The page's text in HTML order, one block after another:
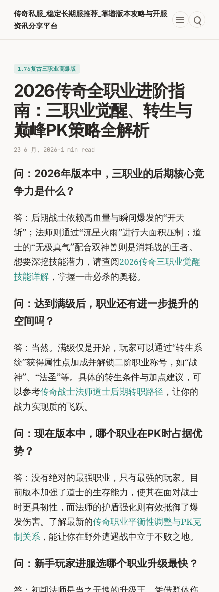
内
传奇私服_稳定长期服推荐_靠谱版本攻略与开服
资讯分享平台
1.76复古三职业高爆版
2026传奇全职业进阶指
南：三职业觉醒、转生与
巅峰PK策略全解析
23 6 月, 2026·1 min read
问：2026年版本中，三职业的后期核心竞
争力是什么？
答：后期战士依赖高血量与瞬间爆发的“开天
斩”；法师则通过“流星火雨”进行大面积压制；道
士的“无极真气”配合双神兽则是消耗战的王者。
想要深挖技能潜力，请查阅2026传奇三职业觉醒
技能详解 ，掌握一击必杀的奥秘。
问：达到满级后，职业还有进一步提升的
空间吗？
答：当然。满级仅是开始，玩家可以通过“转生系
统”获得属性点加成并解锁二阶职业称号，如“战
神”、“法圣”等。具体的转生条件与加点建议，可
以参考传奇战士法师道士后期转职路径 ，让你的
战力实现质的飞跃。
问：现在版本中，哪个职业在PK时占据优
势？
答：没有绝对的最强职业，只有最强的玩家。目
前版本加强了道士的生存能力，使其在面对战士
时更具韧性，而法师的护盾强化则有效抵御了爆
发伤害。了解最新的传奇职业平衡性调整与PK克
制关系 ，能让你在野外遭遇战中立于不败之地。
问：新手玩家进服选哪个职业升级最快？